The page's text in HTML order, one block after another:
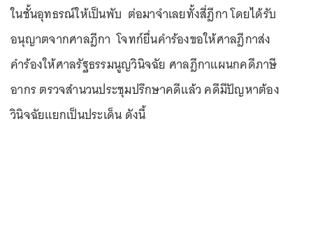
ในชั้นอุทธรณ์ให้เป็นพับ ต่อมาจำเลยทั้งสี่ฎีกา โดยได้รับ
อนุญาตจากศาลฎีกา โจทก์ยื่นคำร้องขอให้ศาลฎีกาส่ง
คำร้องให้ศาลรัฐธรรมนูญวินิจฉัย ศาลฎีกาแผนกคดีภาษี
อากร ตรวจสำนวนประชุมปรึกษาคดีแล้ว คดีมีปัญหาต้อง
วินิจฉัยแยกเป็นประเด็น ดังนี้